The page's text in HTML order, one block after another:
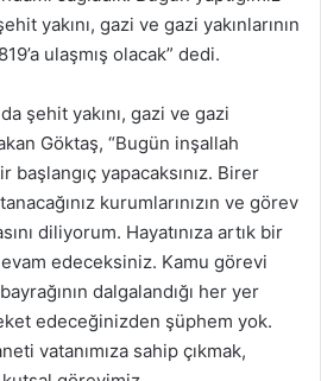
yakını, gazi ve gazi yakınlarının
ulaşmış olacak” dedi.
şehit yakını, gazi ve gazi
Göktaş, “Bugün inşallah
başlangıç yapacaksınız. Birer
kurumlarınızın ve görev
diliyorum. Hayatınıza artık bir
edeceksiniz. Kamu görevi
dalgalandığı her yer
edeceğinizden şüphem yok.
vatanımıza sahip çıkmak,